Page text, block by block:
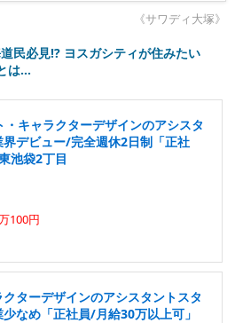
《サワディ大塚》
民必見!? ヨスガシティが住みたい
は…
・キャラクターデザインのアシスタ
デビュー/完全週休2日制「正社
池袋2丁目
100円
ターデザインのアシスタントスタ
なめ「正社員/月給30万以上可」